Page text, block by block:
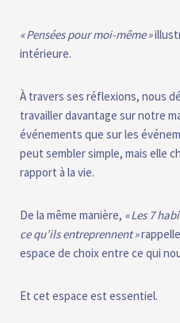
«Pensées pour moi-même»
intérieure.
À travers ses réflexions, nous
travailler davantage sur notre
événements que sur les
peut sembler simple, mais elle
rapport à la vie.
De la même manière, «Les 7
ce qu’ils entreprennent»
espace de choix entre ce qui
Et cet espace est essentiel.